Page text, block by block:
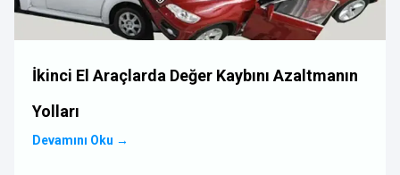
İkinci El Araçlarda Değer Kaybını Azaltmanın
Yolları
Devamını Oku →